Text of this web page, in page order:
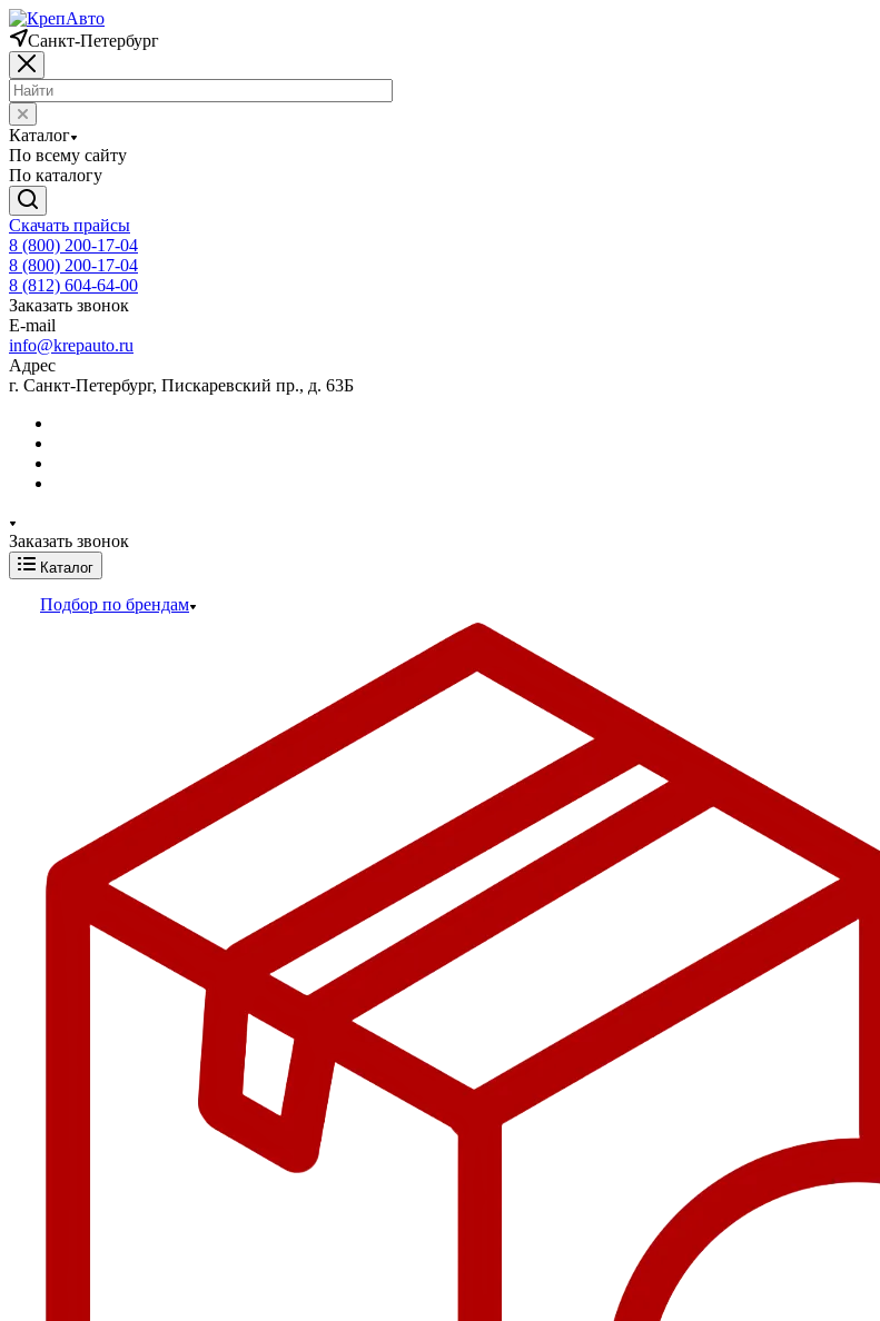
Санкт-Петербург
Каталог
По всему сайту
По каталогу
Скачать прайсы
8 (800) 200-17-04
8 (800) 200-17-04
8 (812) 604-64-00
Заказать звонок
E-mail
info@krepauto.ru
Адрес
г. Санкт-Петербург, Пискаревский пр., д. 63Б
Заказать звонок
Каталог
Подбор по брендам